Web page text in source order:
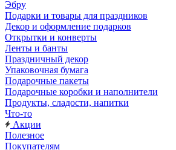
Эбру
Подарки и товары для праздников
Декор и оформление подарков
Открытки и конверты
Ленты и банты
Праздничный декор
Упаковочная бумага
Подарочные пакеты
Подарочные коробки и наполнители
Продукты, сладости, напитки
Что-то
Акции
Полезное
Покупателям